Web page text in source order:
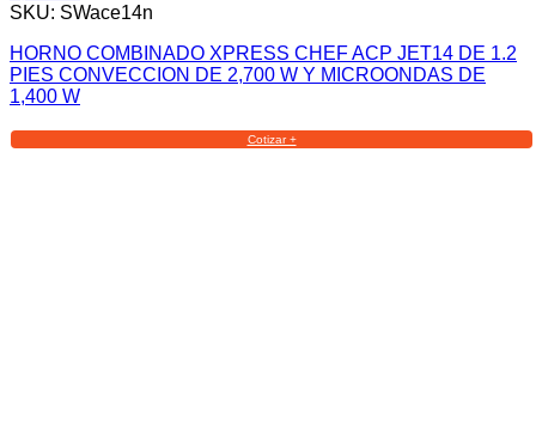
SKU: SWace14n
HORNO COMBINADO XPRESS CHEF ACP JET14 DE 1.2
PIES CONVECCION DE 2,700 W Y MICROONDAS DE
1,400 W
Cotizar +